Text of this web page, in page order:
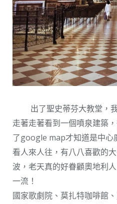
出了聖史蒂芬大教堂，我
走著走著看到一個噴泉建築
了google map才知道是中心
看人來人往，有八八喜歡的
波，老天真的好眷顧奧地利
一流！
國家歌劇院、莫扎特咖啡館